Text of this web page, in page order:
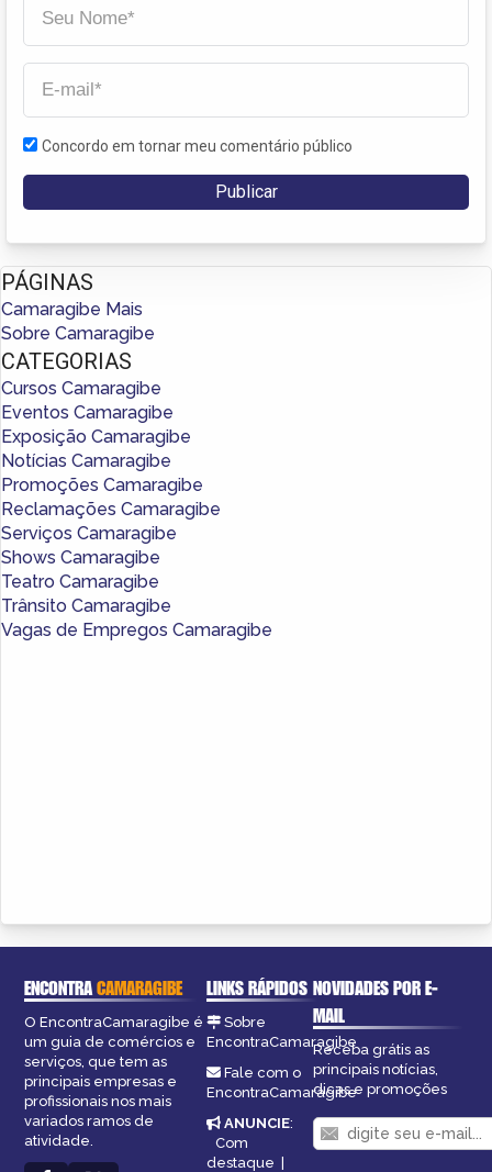
Concordo em tornar meu comentário público
PÁGINAS
Camaragibe Mais
Sobre Camaragibe
CATEGORIAS
Cursos Camaragibe
Eventos Camaragibe
Exposição Camaragibe
Notícias Camaragibe
Promoções Camaragibe
Reclamações Camaragibe
Serviços Camaragibe
Shows Camaragibe
Teatro Camaragibe
Trânsito Camaragibe
Vagas de Empregos Camaragibe
ENCONTRACAMARAGIBE
O EncontraCamaragibe é
um guia de comércios e
serviços, que tem as
principais empresas e
profissionais nos mais
variados ramos de
atividade.
LINKS RÁPIDOS
Sobre
EncontraCamaragibe
Fale com o
EncontraCamaragibe
ANUNCIE:
Com
destaque
NOVIDADES POR E-
MAIL
Receba grátis as
principais notícias,
dicas e promoções